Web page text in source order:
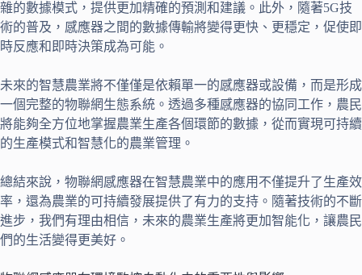
雜的數據模式，提供更加精確的預測和建議。此外，隨著5G技
術的普及，感應器之間的數據傳輸將變得更快、更穩定，促使即
時反應和即時決策成為可能。
未來的智慧農業將不僅僅是依賴單一的感應器或設備，而是形成
一個完整的物聯網生態系統。透過多種感應器的協同工作，農民
將能夠全方位地掌握農業生產各個環節的數據，從而實現可持續
的生產模式和智慧化的農業管理。
總結來說，物聯網感應器在智慧農業中的應用不僅提升了生產效
率，還為農業的可持續發展提供了有力的支持。隨著技術的不斷
進步，我們有理由相信，未來的農業生產將更加智能化，讓農民
們的生活變得更美好。